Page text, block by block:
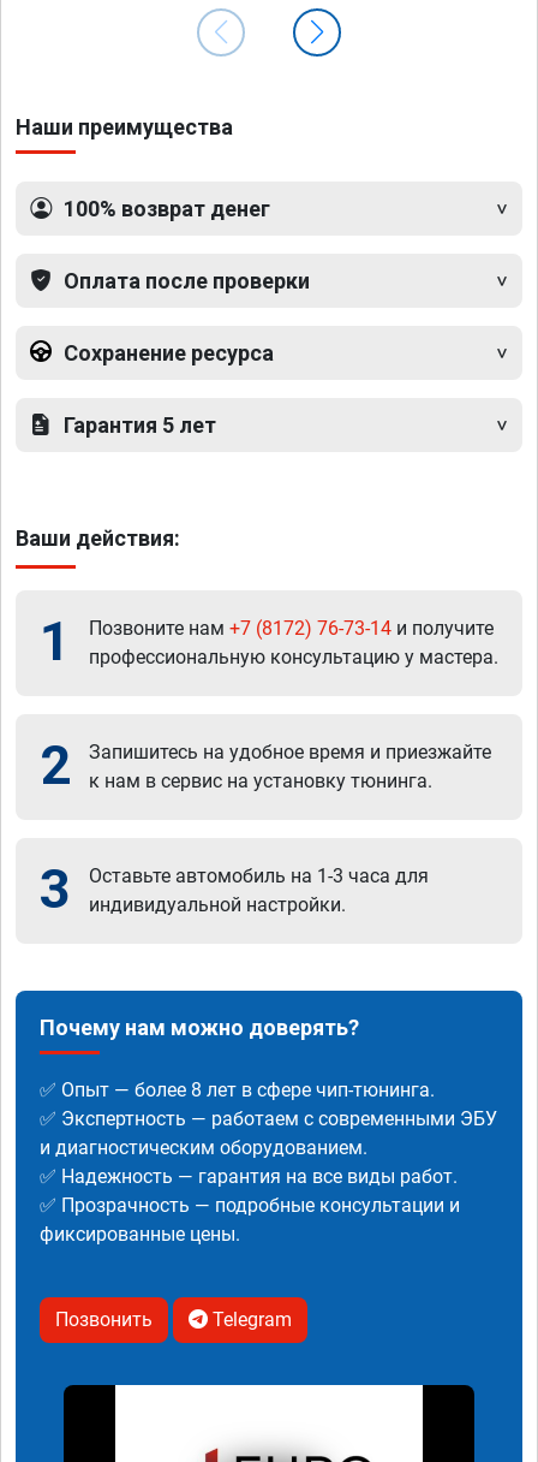
Наши преимущества
100% возврат денег
Оплата после проверки
Сохранение ресурса
Гарантия 5 лет
Ваши действия:
1 Позвоните нам +7 (8172) 76-73-14 и получите
профессиональную консультацию у мастера.
2
Запишитесь на удобное время и приезжайте
к нам в сервис на установку тюнинга.
3
Оставьте автомобиль на 1-3 часа для
индивидуальной настройки.
Почему нам можно доверять?
✅ Опыт — более 8 лет в сфере чип-тюнинга.
✅ Экспертность — работаем с современными ЭБУ
и диагностическим оборудованием.
✅ Надежность — гарантия на все виды работ.
✅ Прозрачность — подробные консультации и
фиксированные цены.
Позвонить Telegram